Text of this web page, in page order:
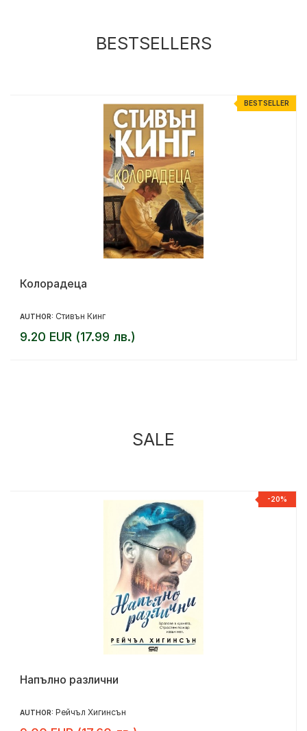
BESTSELLERS
BESTSELLER
Колорадеца
AUTHOR: Стивън Кинг
9.20 EUR (17.99 лв.)
SALE
-20%
Напълно различни
AUTHOR: Рейчъл Хигинсън